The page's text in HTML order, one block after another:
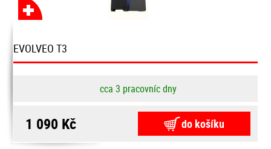
EVOLVEO T3
cca 3 pracovníc dny
1 090 Kč do košíku